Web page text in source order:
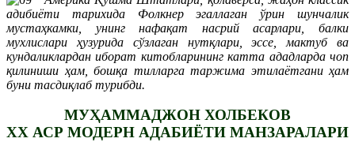
адибиёти тарихида Фолкнер эгаллаган ўрин шунчалик
мустаҳкамки, унинг нафақат насрий асарлари, балки
мухлислари ҳузурида сўзлаган нутқлари, эссе, мактуб ва
кундаликлардан иборат китобларининг катта ададларда чоп
қилиниши ҳам, бошқа тилларга таржима этилаётгани ҳам
буни тасдиқлаб турибди.
МУҲАММАДЖОН ХОЛБЕКОВ
ХХ АСР МОДЕРН АДАБИЁТИ МАНЗАРАЛАРИ